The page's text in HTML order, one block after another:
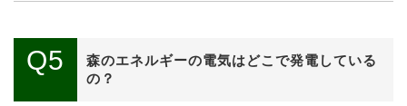
Q5
森のエネルギーの電気はどこで発電している
の？